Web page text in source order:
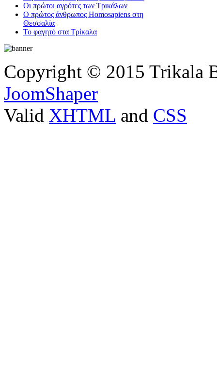
Οι πρώτοι αγρότες των Τρικάλων
Ο πρώτος άνθρωπος Homosapiens στη
Θεσσαλία
Το φαγητό στα Τρίκαλα
Copyright © 2015 Trikala
JoomShaper
Valid XHTML and CSS